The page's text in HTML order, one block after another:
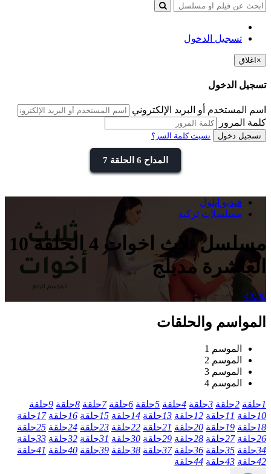
تسجيل الدخول
× اغلاق
تسجيل الدخول
اسم المستخدم أو البريد الإلكتروني
كلمة المرور
تسجيل دخول نسيت كلمة السر؟
المداح 6 الحلقة 7
فيديو ايلول
مسلسلات تركية
مسلسل ثلاث اخوات 4 الحلقة 10
العاشرة مدبلج
43:30
المواسم والحلقات
الموسم 1
الموسم 2
الموسم 3
الموسم 4
1حلقة 2حلقة 3حلقة 4حلقة 5حلقة 6حلقة 7حلقة 8حلقة 9حلقة
10حلقة 11حلقة 12حلقة 13حلقة 14حلقة 15حلقة 16حلقة 17حلقة
18حلقة 19حلقة 20حلقة 21حلقة 22حلقة 23حلقة 24حلقة 25حلقة
26حلقة 27حلقة 28حلقة 29حلقة 30حلقة 31حلقة 32حلقة 33حلقة
34حلقة 35حلقة 36حلقة 37حلقة 38حلقة 39حلقة 40حلقة 41حلقة
42حلقة 43حلقة 44حلقة